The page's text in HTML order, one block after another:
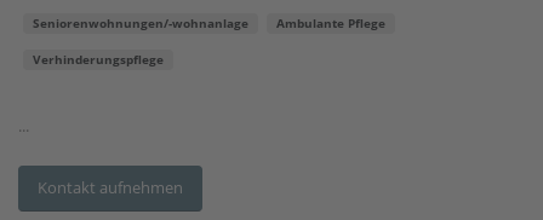
Seniorenwohnungen/-wohnanlage Ambulante Pflege
Verhinderungspflege
...
Kontakt aufnehmen